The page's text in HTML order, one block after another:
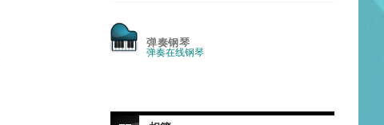
弹奏钢琴
弹奏在线钢琴